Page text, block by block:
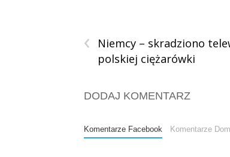
‹
Niemcy – skradziono
polskiej ciężarówki
DODAJ KOMENTARZ
Komentarze Facebook Komentarze